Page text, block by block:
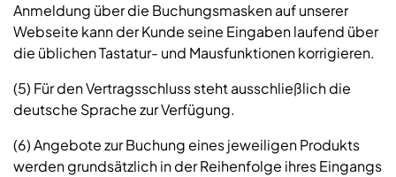
Anmeldung über die Buchungsmasken auf unserer
Webseite kann der Kunde seine Eingaben laufend über
die üblichen Tastatur- und Mausfunktionen korrigieren.
(5) Für den Vertragsschluss steht ausschließlich die
deutsche Sprache zur Verfügung.
(6) Angebote zur Buchung eines jeweiligen Produkts
werden grundsätzlich in der Reihenfolge ihres Eingangs